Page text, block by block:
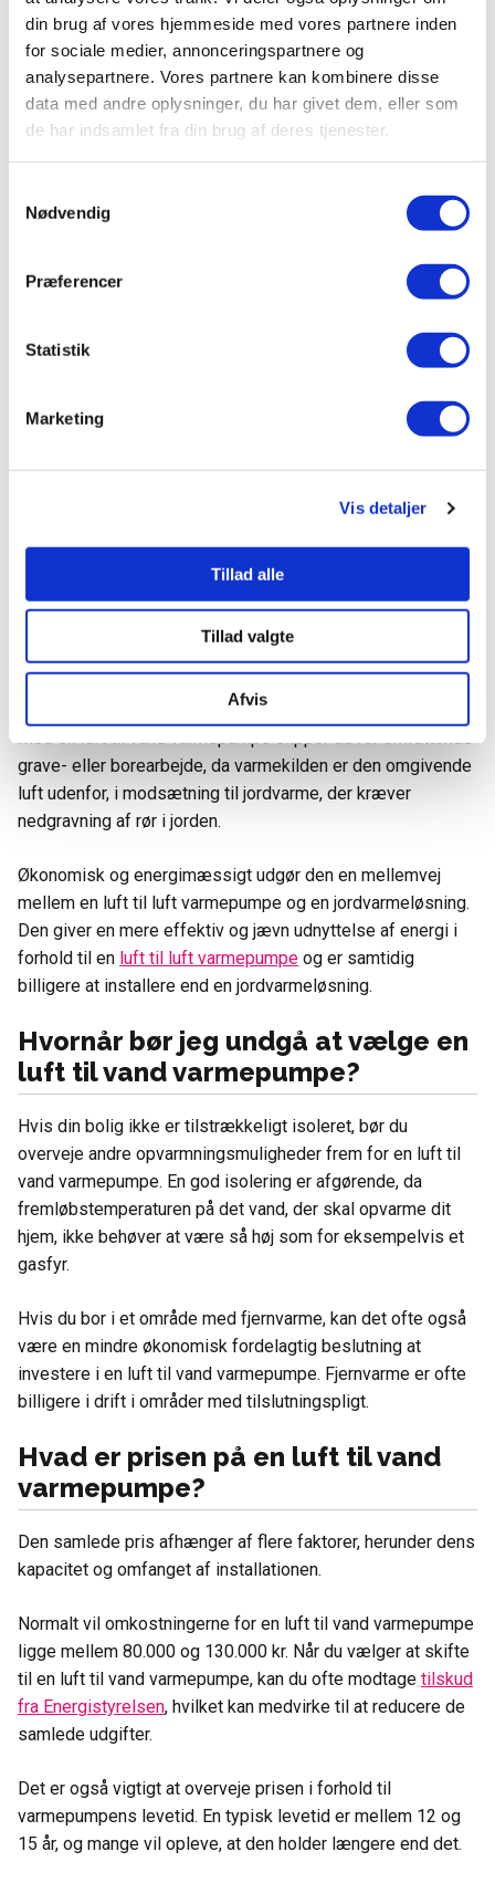
din brug af vores hjemmeside med vores partnere inden
for sociale medier, annonceringspartnere og
analysepartnere. Vores partnere kan kombinere disse
data med andre oplysninger, du har givet dem, eller som
de har indsamlet fra din brug af deres tjenester.
Nødvendig
Præferencer
Statistik
Marketing
Vis detaljer
Tillad alle
Tillad valgte
Afvis
brugsvand.
Den bliver tilslutte din boligs centralvarmesystem, som
sikrer forsyningen af varme til dine radiatorer og varmt vand
til hanerne via en varmtvandsbeholder.
til 5 gange mere varmeenergi, end den bruger i el. Dette gør
opvarmningsmetode i forhold til andre muligheder såsom
Den har også den fordel, at den ofte kan anvendes til både
varmepumpe kan. Dog adskiller den sig ved, at den køler
vand i stedet for luft. Derfor fungerer den ikke helt på
Hvornår bør jeg overveje at vælge
en luft til vand varmepumpe?
Det kan være et fremragende valg, hvis du allerede har et
vandbåret varmesystem og overvejer at erstatte et ældre
oliefyr eller gasfyr, men ikke ønsker at investere i en
Med en luft til vand varmepumpe slipper du for omfattende
grave- eller borearbejde, da varmekilden er den omgivende
luft udenfor, i modsætning til jordvarme, der kræver
nedgravning af rør i jorden.
Økonomisk og energimæssigt udgør den en mellemvej
mellem en luft til luft varmepumpe og en jordvarmeløsning.
Den giver en mere effektiv og jævn udnyttelse af energi i
forhold til en luft til luft varmepumpe og er samtidig
billigere at installere end en jordvarmeløsning.
Hvornår bør jeg undgå at vælge en
luft til vand varmepumpe?
Hvis din bolig ikke er tilstrækkeligt isoleret, bør du
overveje andre opvarmningsmuligheder frem for en luft til
vand varmepumpe. En god isolering er afgørende, da
fremløbstemperaturen på det vand, der skal opvarme dit
hjem, ikke behøver at være så høj som for eksempelvis et
gasfyr.
Hvis du bor i et område med fjernvarme, kan det ofte også
være en mindre økonomisk fordelagtig beslutning at
investere i en luft til vand varmepumpe. Fjernvarme er ofte
billigere i drift i områder med tilslutningspligt.
Hvad er prisen på en luft til vand
varmepumpe?
Den samlede pris afhænger af flere faktorer, herunder dens
kapacitet og omfanget af installationen.
Normalt vil omkostningerne for en luft til vand varmepumpe
ligge mellem 80.000 og 130.000 kr. Når du vælger at skifte
til en luft til vand varmepumpe, kan du ofte modtage tilskud
fra Energistyrelsen, hvilket kan medvirke til at reducere de
samlede udgifter.
Det er også vigtigt at overveje prisen i forhold til
varmepumpens levetid. En typisk levetid er mellem 12 og
15 år, og mange vil opleve, at den holder længere end det.